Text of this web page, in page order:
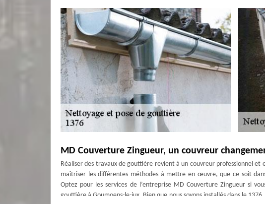
MD Couverture Zingueur, un couvreur
Réaliser des travaux de gouttière revient à un couvreur professionnel
maîtriser les différentes méthodes à mettre en œuvre, que ce soit
Optez pour les services de l’entreprise MD Couverture Zingueur si
gouttière à Goumoens-le-jux. Bien que nous soyons installés dans le